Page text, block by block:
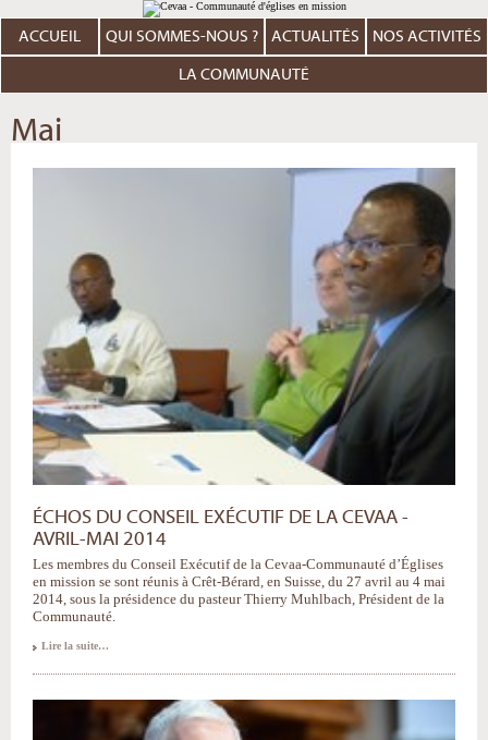
au
contenu.
Aller
personnels
ACCUEIL QUI SOMMES-NOUS ? ACTUALITÉS NOS ACTIVITÉS
LA COMMUNAUTÉ
Mai
ÉCHOS DU CONSEIL EXÉCUTIF DE LA CEVAA -
AVRIL-MAI 2014
Les membres du Conseil Exécutif de la Cevaa-Communauté d’Églises
en mission se sont réunis à Crêt-Bérard, en Suisse, du 27 avril au 4 mai
2014, sous la présidence du pasteur Thierry Muhlbach, Président de la
Communauté.
Lire la suite…